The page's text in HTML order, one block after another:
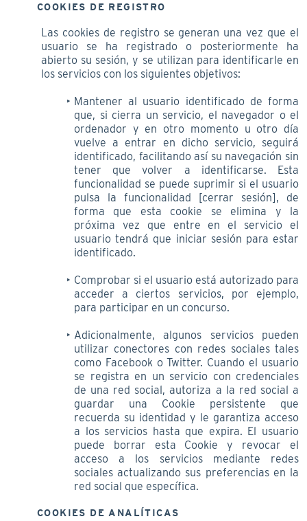
COOKIES DE REGISTRO
Las cookies de registro se generan una vez que el
usuario se ha registrado o posteriormente ha
abierto su sesión, y se utilizan para identificarle en
los servicios con los siguientes objetivos:
Mantener al usuario identificado de forma
que, si cierra un servicio, el navegador o el
ordenador y en otro momento u otro día
vuelve a entrar en dicho servicio, seguirá
identificado, facilitando así su navegación sin
tener que volver a identificarse. Esta
funcionalidad se puede suprimir si el usuario
pulsa la funcionalidad [cerrar sesión], de
forma que esta cookie se elimina y la
próxima vez que entre en el servicio el
usuario tendrá que iniciar sesión para estar
identificado.
Comprobar si el usuario está autorizado para
acceder a ciertos servicios, por ejemplo,
para participar en un concurso.
Adicionalmente, algunos servicios pueden
utilizar conectores con redes sociales tales
como Facebook o Twitter. Cuando el usuario
se registra en un servicio con credenciales
de una red social, autoriza a la red social a
guardar una Cookie persistente que
recuerda su identidad y le garantiza acceso
a los servicios hasta que expira. El usuario
puede borrar esta Cookie y revocar el
acceso a los servicios mediante redes
sociales actualizando sus preferencias en la
red social que específica.
COOKIES DE ANALÍTICAS